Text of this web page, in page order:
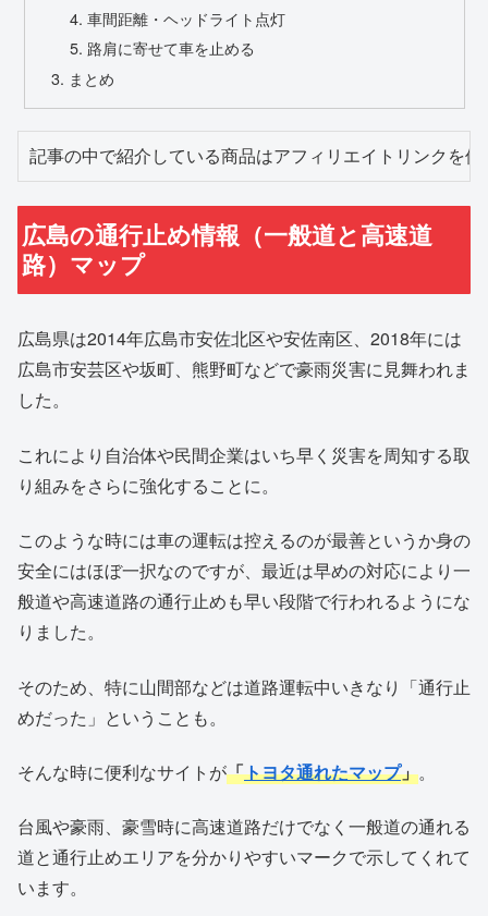
車間距離・ヘッドライト点灯
路肩に寄せて車を止める
まとめ
記事の中で紹介している商品はアフィリエイトリンクを
広島の通行止め情報（一般道と高速道
路）マップ
広島県は2014年広島市安佐北区や安佐南区、2018年には
広島市安芸区や坂町、熊野町などで豪雨災害に見舞われま
した。
これにより自治体や民間企業はいち早く災害を周知する取
り組みをさらに強化することに。
このような時には車の運転は控えるのが最善というか身の
安全にはほぼ一択なのですが、最近は早めの対応により一
般道や高速道路の通行止めも早い段階で行われるようにな
りました。
そのため、特に山間部などは道路運転中いきなり「通行止
めだった」ということも。
そんな時に便利なサイトが「トヨタ通れたマップ」。
台風や豪雨、豪雪時に高速道路だけでなく一般道の通れる
道と通行止めエリアを分かりやすいマークで示してくれて
います。